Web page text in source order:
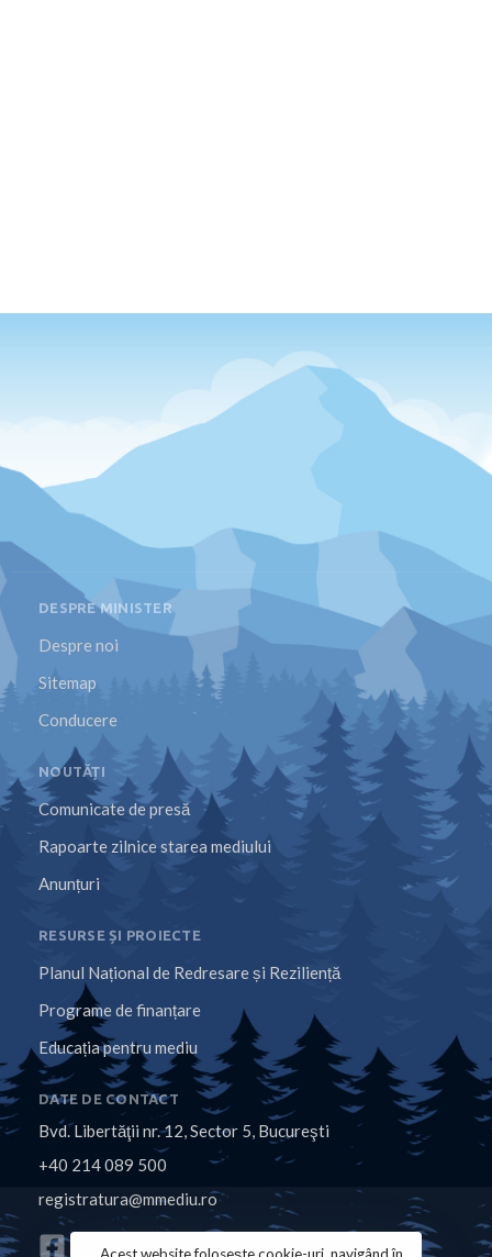
DESPRE MINISTER
Despre noi
Sitemap
Conducere
NOUTĂȚI
Comunicate de presă
Rapoarte zilnice starea mediului
Anunțuri
RESURSE ȘI PROIECTE
Planul Național de Redresare și Reziliență
Programe de finanțare
Educația pentru mediu
DATE DE CONTACT
Bvd. Libertăţii nr. 12, Sector 5, Bucureşti
+40 214 089 500
registratura@mmediu.ro